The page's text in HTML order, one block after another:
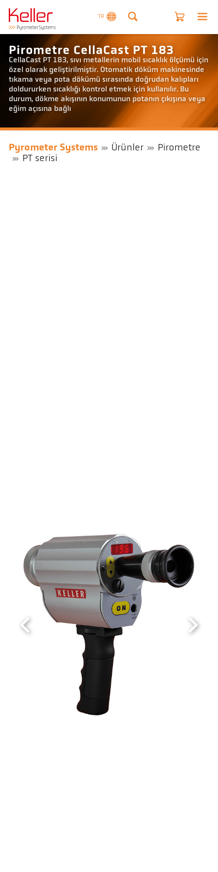
TR
Pirometre CellaCast PT 183
CellaCast PT 183, sıvı metallerin mobil sıcaklık ölçümü için
özel olarak geliştirilmiştir. Otomatik döküm makinesinde
tıkama veya pota dökümü sırasında doğrudan kalıpları
doldururken sıcaklığı kontrol etmek için kullanılır. Bu
durum, dökme akışının konumunun potanın çıkışına veya
eğim açısına bağlı
Pyrometer Systems Ürünler
Pirometre
PT serisi